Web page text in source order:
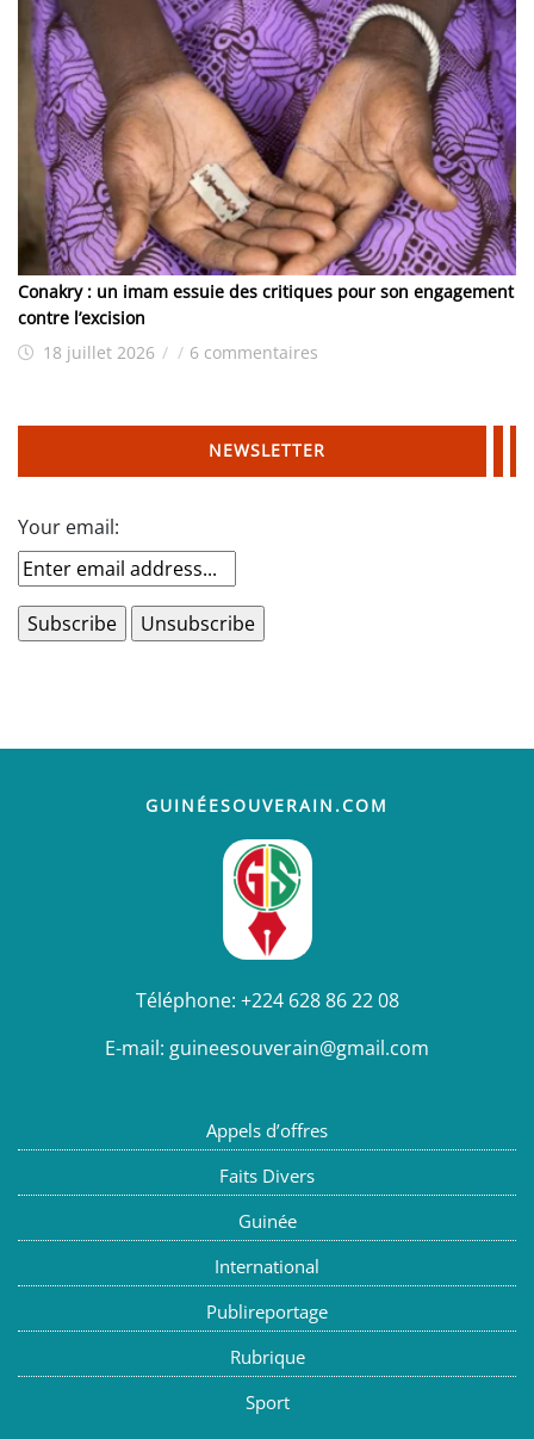
Conakry : un imam essuie des critiques pour son engagement
contre l’excision
18 juillet 2026 / / 6 commentaires
NEWSLETTER
Your email:
GUINÉESOUVERAIN.COM
Téléphone: +224 628 86 22 08
E-mail: guineesouverain@gmail.com
Appels d’offres
Faits Divers
Guinée
International
Publireportage
Rubrique
Sport